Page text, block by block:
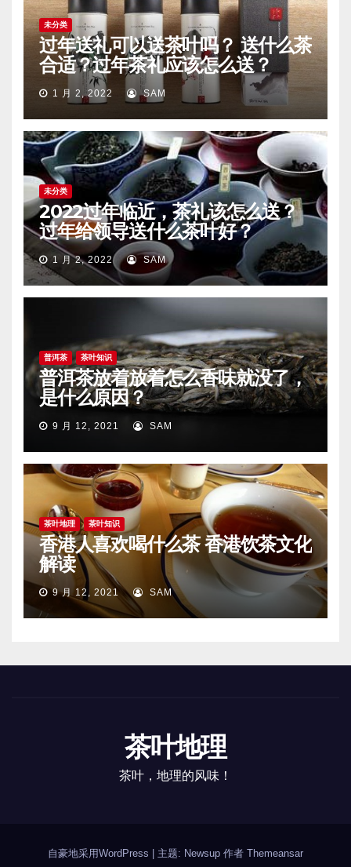
未分类
过年送礼可以送茶叶吗？ 送什么茶
合适？过年茶礼应该怎么送？
1 月 2, 2022 SAM
未分类
2022过年临近，茶礼该怎么送？
过年给领导送什么茶叶好？
1 月 2, 2022 SAM
普洱茶 茶叶知识
普洱茶放着放着怎么香味就没了，
是什么原因？
9 月 12, 2021 SAM
茶叶地理 茶叶知识
香港人喜欢喝什么茶 香港饮茶文化
解读
9 月 12, 2021 SAM
茶叶地理
茶叶，地理的风味！
自豪地采用WordPress 主题: Newsup 作者 Themeansar